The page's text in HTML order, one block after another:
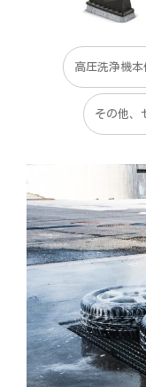
高圧洗浄機本
その他、